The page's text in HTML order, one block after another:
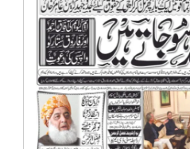
بزنس
بین
الاقوامی
خبریں